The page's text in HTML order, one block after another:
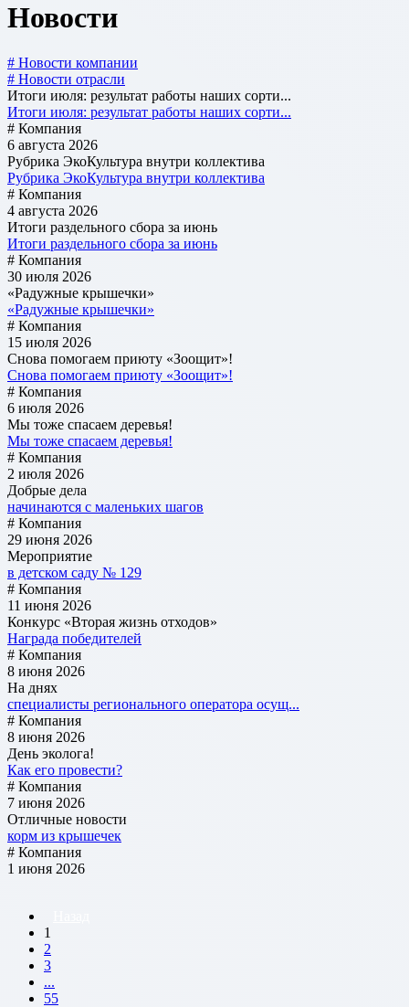
Новости
# Новости компании
# Новости отрасли
Итоги июля: результат работы наших сорти...
Итоги июля: результат работы наших сорти...
# Компания
6 августа 2026
Рубрика ЭкоКультура внутри коллектива
Рубрика ЭкоКультура внутри коллектива
# Компания
4 августа 2026
Итоги раздельного сбора за июнь
Итоги раздельного сбора за июнь
# Компания
30 июля 2026
«Радужные крышечки»
«Радужные крышечки»
# Компания
15 июля 2026
Снова помогаем приюту «Зоощит»!
Снова помогаем приюту «Зоощит»!
# Компания
6 июля 2026
Мы тоже спасаем деревья!
Мы тоже спасаем деревья!
# Компания
2 июля 2026
Добрые дела
начинаются с маленьких шагов
# Компания
29 июня 2026
Мероприятие
в детском саду № 129
# Компания
11 июня 2026
Конкурс «Вторая жизнь отходов»
Награда победителей
# Компания
8 июня 2026
На днях
специалисты регионального оператора осущ...
# Компания
8 июня 2026
День эколога!
Как его провести?
# Компания
7 июня 2026
Отличные новости
корм из крышечек
# Компания
1 июня 2026
1
2
3
...
55